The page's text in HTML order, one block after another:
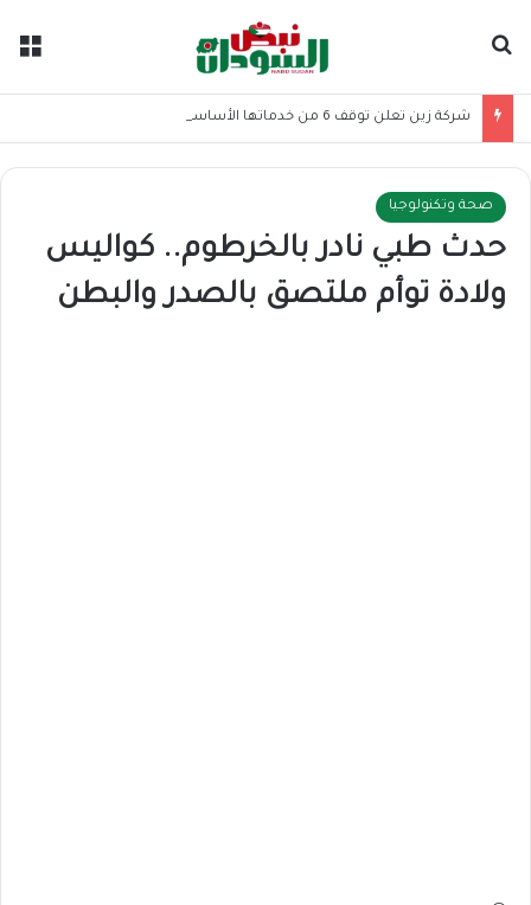
شركة زين تعلن توقف 6 من خدماتها الأساسية
صحة وتكنولوجيا
حدث طبي نادر بالخرطوم.. كواليس
ولادة توأم ملتصق بالصدر والبطن